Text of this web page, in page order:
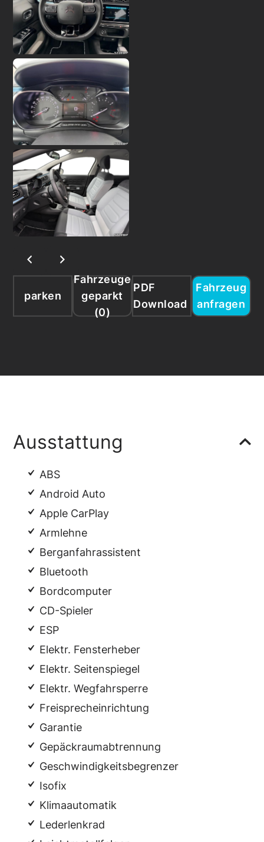
parken
Fahrzeuge
geparkt
(0)
PDF
Download
Fahrzeug
anfragen
Ausstattung
ABS
Android Auto
Apple CarPlay
Armlehne
Berganfahrassistent
Bluetooth
Bordcomputer
CD-Spieler
ESP
Elektr. Fensterheber
Elektr. Seitenspiegel
Elektr. Wegfahrsperre
Freisprecheinrichtung
Garantie
Gepäckraumabtrennung
Geschwindigkeitsbegrenzer
Isofix
Klimaautomatik
Lederlenkrad